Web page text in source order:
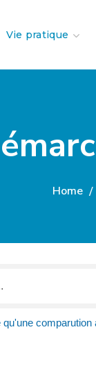
Vie pratique
Home
comparution